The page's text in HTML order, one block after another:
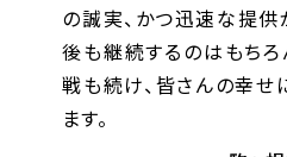
の誠実、かつ迅速な提
後も継続するのはもち
戦も続け、皆さんの幸
ます。